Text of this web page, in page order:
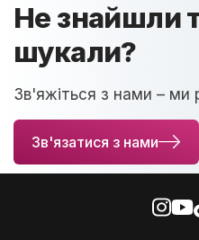
Не знайшли
шукали?
Зв'яжіться з нами – ми
Зв'язатися з нами